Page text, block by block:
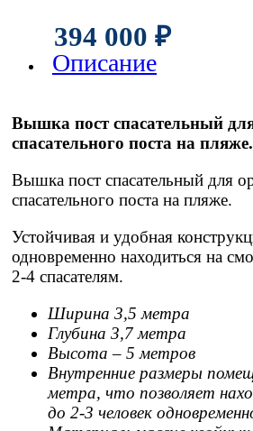
394 000 ₽
Описание
Вышка пост спасательный
спасательного поста на пляже.
Вышка пост спасательный для
спасательного поста на пляже.
Устойчивая и удобная
одновременно находиться на
2-4 спасателям.
Ширина 3,5 метра
Глубина 3,7 метра
Высота – 5 метров
Внутренние размеры
метра, что позволяет
до 2-3 человек